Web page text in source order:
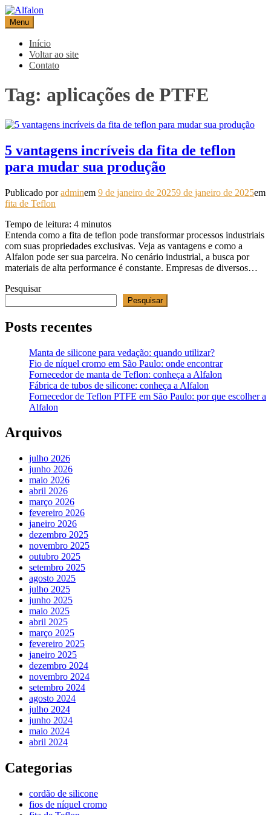
Pular
para
o
conteúdo
Alfalon
comércio e serviços pertinentes aos produtos de embalagens
Menu
Início
Voltar ao site
Contato
Tag: aplicações de PTFE
5 vantagens incríveis da fita de teflon
para mudar sua produção
Publicado poradminem 9 de janeiro de 20259 de janeiro de 2025em
fita de Teflon
Tempo de leitura: 4 minutos
Entenda como a fita de teflon pode transformar processos industriais
com suas propriedades exclusivas. Veja as vantagens e como a
Alfalon pode ser sua parceira. No cenário industrial, a busca por
materiais de alta performance é constante. Empresas de diversos…
Pesquisar
Pesquisar
Posts recentes
Manta de silicone para vedação: quando utilizar?
Fio de níquel cromo em São Paulo: onde encontrar
Fornecedor de manta de Teflon: conheça a Alfalon
Fábrica de tubos de silicone: conheça a Alfalon
Fornecedor de Teflon PTFE em São Paulo: por que escolher a
Alfalon
Arquivos
julho 2026
junho 2026
maio 2026
abril 2026
março 2026
fevereiro 2026
janeiro 2026
dezembro 2025
novembro 2025
outubro 2025
setembro 2025
agosto 2025
julho 2025
junho 2025
maio 2025
abril 2025
março 2025
fevereiro 2025
janeiro 2025
dezembro 2024
novembro 2024
setembro 2024
agosto 2024
julho 2024
junho 2024
maio 2024
abril 2024
Categorias
cordão de silicone
fios de níquel cromo